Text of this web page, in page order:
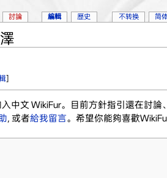
]
中文 WikiFur。目前方針指引還在討論
, 或者給我留言。希望你能夠喜歡
討論 編輯 歷史 不转换 简